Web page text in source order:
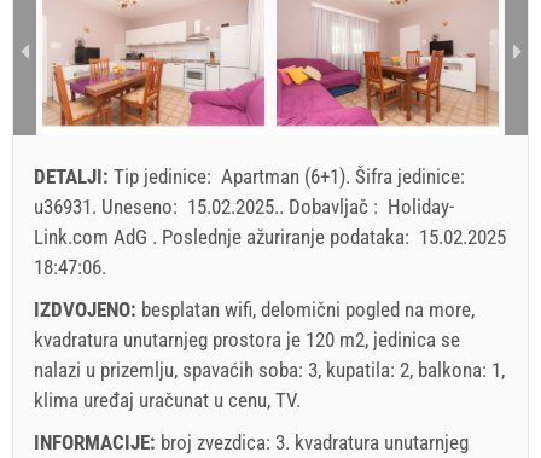
DETALJI: Tip jedinice: Apartman (6+1). Šifra jedinice:
u36931. Uneseno: 15.02.2025.. Dobavljač : Holiday-
Link.com AdG . Poslednje ažuriranje podataka: 15.02.2025
18:47:06.
IZDVOJENO: besplatan wifi, delomični pogled na more,
kvadratura unutarnjeg prostora je 120 m2, jedinica se
nalazi u prizemlju, spavaćih soba: 3, kupatila: 2, balkona: 1,
klima uređaj uračunat u cenu, TV.
INFORMACIJE: broj zvezdica: 3. kvadratura unutarnjeg